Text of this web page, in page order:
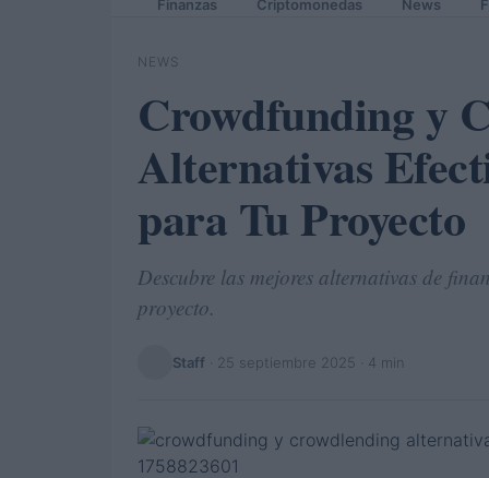
Finanzas Criptomonedas News
NEWS
Crowdfunding y
Alternativas
para Tu Proyecto
Descubre las mejores alternativas de
proyecto.
Staff 25 septiembre 2025 · 4 min